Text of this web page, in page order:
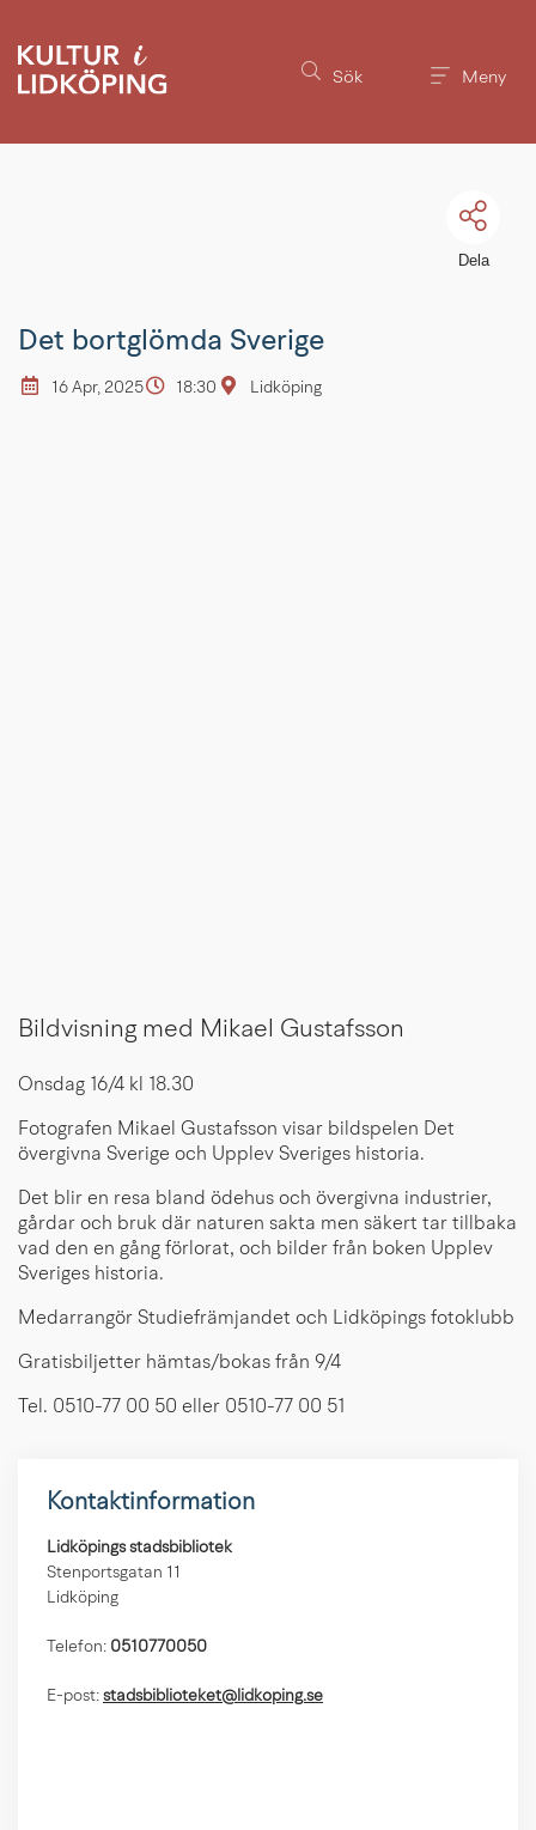
Sök Meny
Dela
Det bortglömda Sverige
16 Apr, 2025 18:30 Lidköping
Bildvisning med Mikael Gustafsson
Onsdag 16/4 kl 18.30
Fotografen Mikael Gustafsson visar bildspelen Det
övergivna Sverige och Upplev Sveriges historia.
Det blir en resa bland ödehus och övergivna industrier,
gårdar och bruk där naturen sakta men säkert tar tillbaka
vad den en gång förlorat, och bilder från boken Upplev
Sveriges historia.
Medarrangör Studiefrämjandet och Lidköpings fotoklubb
Gratisbiljetter hämtas/bokas från 9/4
Tel. 0510-77 00 50 eller 0510-77 00 51
Kontaktinformation
Lidköpings stadsbibliotek
Stenportsgatan 11
Lidköping
Telefon: 0510770050
E-post: stadsbiblioteket@lidkoping.se